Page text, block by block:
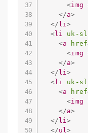
<img
</a>
</ li>
<li uk-
<a href
<img
</a>
</ li>
<li uk-
<a href
<img
</a>
</ li>
</ul>